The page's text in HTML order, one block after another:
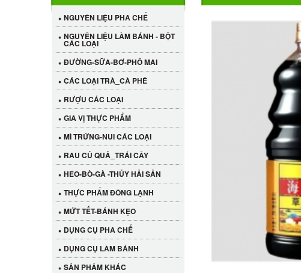
NGUYÊN LIỆU PHA CHẾ
NGUYÊN LIỆU LÀM BÁNH - BỘT
CÁC LOẠI
ĐƯỜNG-SỮA-BƠ-PHÔ MAI
CÁC LOẠI TRÀ_CÀ PHÊ
RƯỢU CÁC LOẠI
GIA VỊ THỰC PHẨM
MÌ TRỨNG-NUI CÁC LOẠI
RAU CỦ QUẢ_TRÁI CÂY
HEO-BÒ-GÀ -THỦY HẢI SẢN
THỰC PHẨM ĐÔNG LẠNH
MỨT TẾT-BÁNH KẸO
DỤNG CỤ PHA CHẾ
DỤNG CỤ LÀM BÁNH
SẢN PHẢM KHÁC
Cần Tây Đà Lạt
40.000 VND